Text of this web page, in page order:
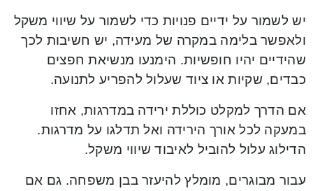
יש לשמור על ידיים פנויות כדי לשמור על שיווי משקל
ולאפשר בלימה במקרה של מעידה, יש חשיבות לכך
שהידיים יהיו חופשיות. הימנעו מנשיאת חפצים
כבדים, שקיות או ציוד שעלול להפריע לתנועה.
אם הדרך למקלט כוללת ירידה במדרגות, אחזו
במעקה לכל אורך הירידה ואל תדלגו על מדרגות.
הדילוג עלול להוביל לאיבוד שיווי משקל.
עבור מבוגרים, מומלץ להיעזר בבן משפחה. גם אם